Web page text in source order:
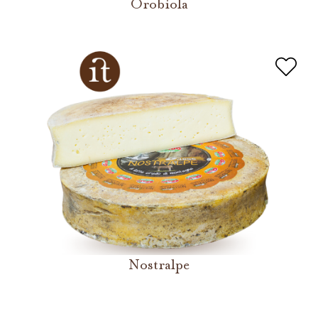
Orobiola
Nostralpe